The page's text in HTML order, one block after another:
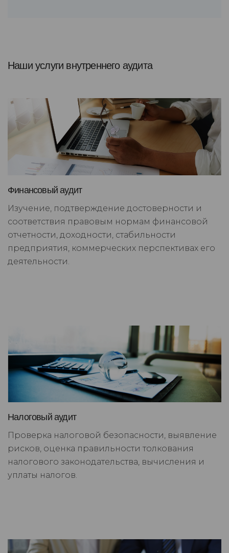
Наши услуги внутреннего аудита
Финансовый аудит
Изучение, подтверждение достоверности и
соответствия правовым нормам финансовой
отчетности, доходности, стабильности
предприятия, коммерческих перспективах его
деятельности.
Налоговый аудит
Проверка налоговой безопасности, выявление
рисков, оценка правильности толкования
налогового законодательства, вычисления и
уплаты налогов.